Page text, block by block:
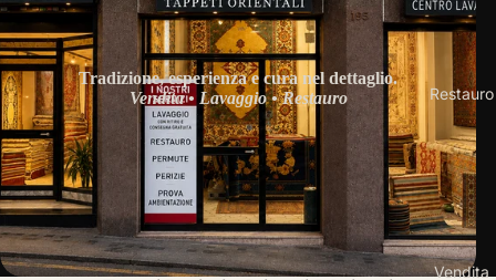
Restauro
Vendita
Tradizione, esperienza e cura nel dettaglio.
Vendita • Lavaggio • Restauro